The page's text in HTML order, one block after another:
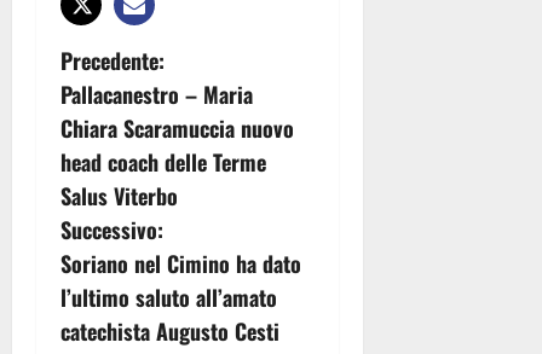
N
a
v
i
g
a
Precedente:
Pallacanestro – Maria
Chiara Scaramuccia nuovo
head coach delle Terme
Salus Viterbo
Successivo:
Soriano nel Cimino ha dato
l’ultimo saluto all’amato
catechista Augusto Cesti